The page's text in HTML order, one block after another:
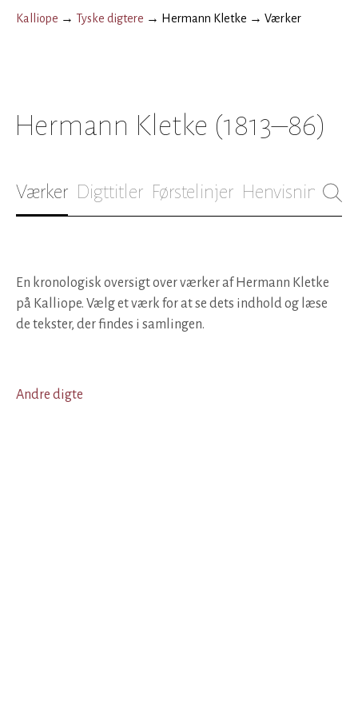
Kalliope → Tyske digtere → Hermann Kletke → Værker
Hermann Kletke (1813–86)
Værker Digttitler Førstelinjer Henvisninger
En kronologisk oversigt over værker af Hermann Kletke
på Kalliope. Vælg et værk for at se dets indhold og læse
de tekster, der findes i samlingen.
Andre digte